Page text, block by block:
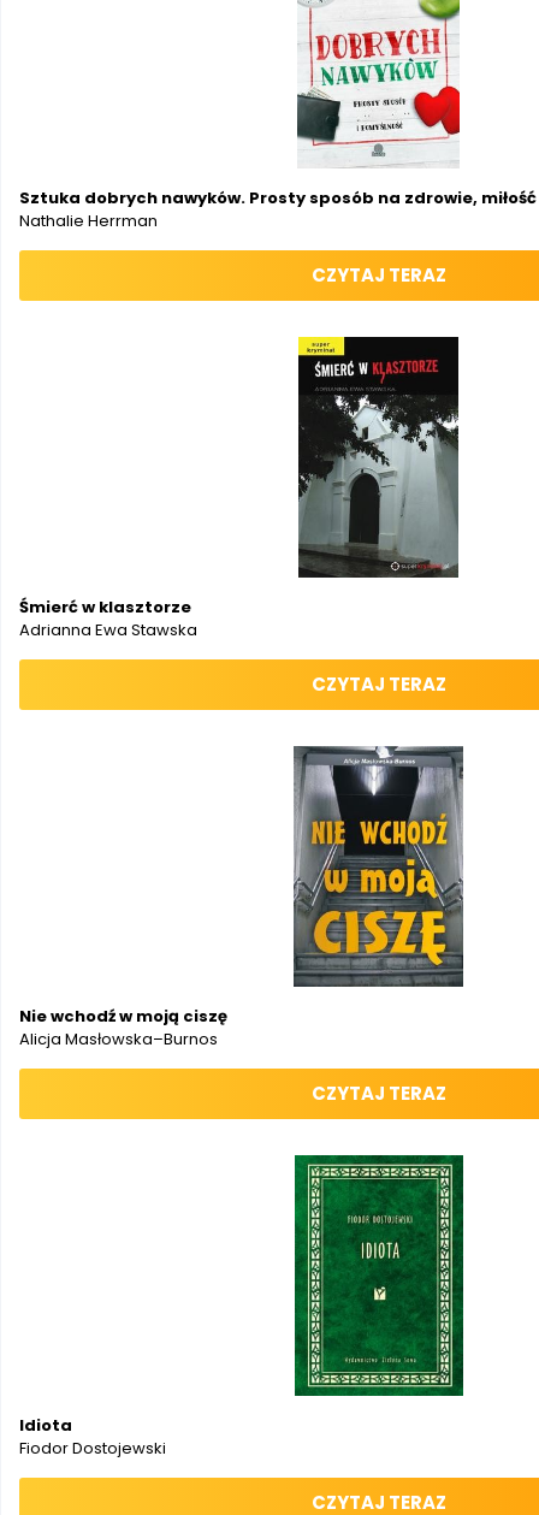
Sztuka dobrych nawyków. Prosty sposób na zdrowie,
Nathalie Herrman
CZYTAJ TERAZ
Śmierć w klasztorze
Adrianna Ewa Stawska
CZYTAJ TERAZ
Nie wchodź w moją ciszę
Alicja Masłowska–Burnos
CZYTAJ TERAZ
Idiota
Fiodor Dostojewski
CZYTAJ TERAZ